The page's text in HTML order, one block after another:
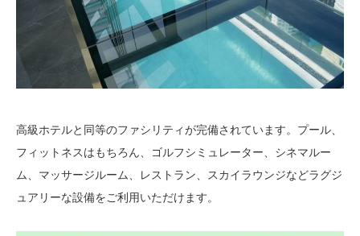
高級ホテルと同等のファシリティが完備されています。プール、
フィットネスはもちろん、ゴルフシミュレーター、シネマルー
ム、マッサージルーム、レストラン、スカイラウンジなどラグジ
ュアリーな設備をご利用いただけます。